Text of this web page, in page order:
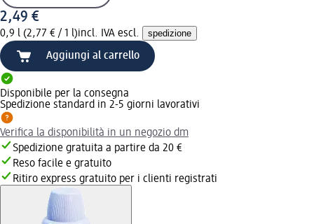
2,49 €
0,9 l (2,77 € / 1 l)incl. IVA escl. spedizione
Aggiungi al carrello
Disponibile per la consegna
Spedizione standard in 2-5 giorni lavorativi
Verifica la disponibilità in un negozio dm
Spedizione gratuita a partire da 20 €
Reso facile e gratuito
Ritiro express gratuito per i clienti registrati